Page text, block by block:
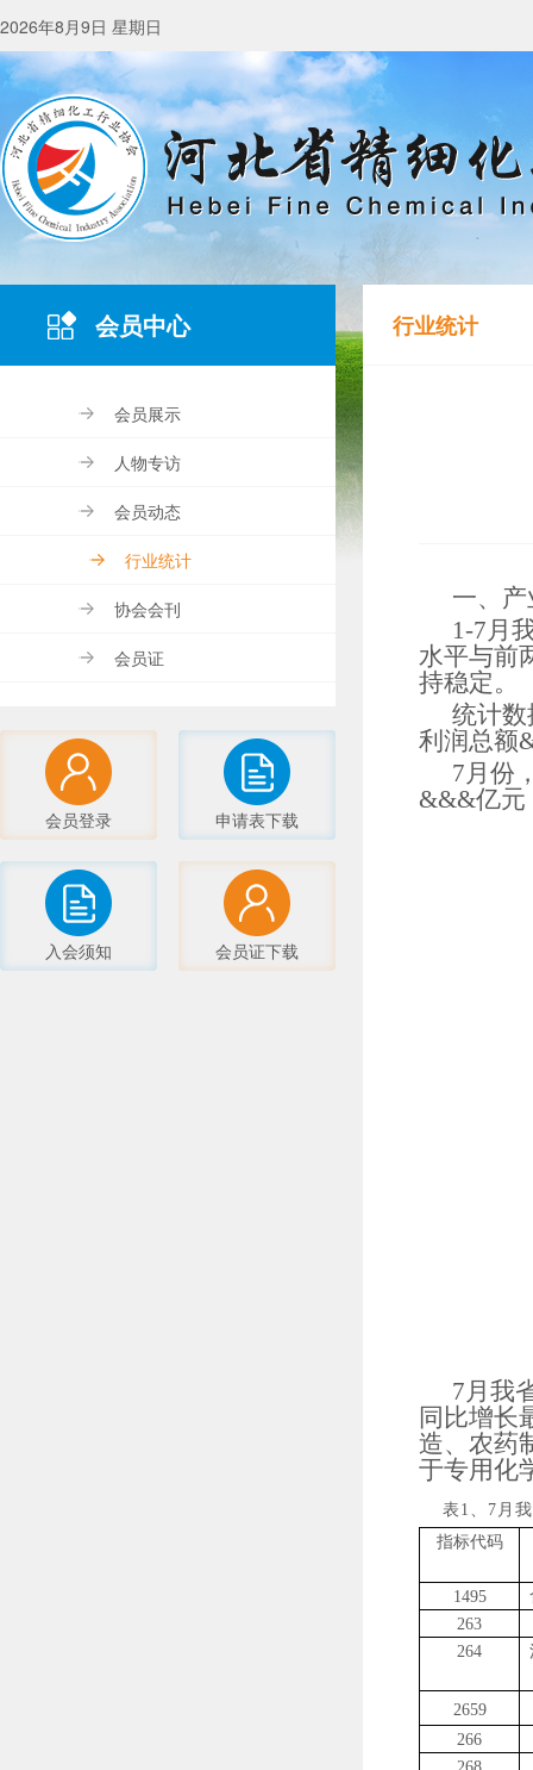
2026年8月9日 星期日
会员中心
会员展示
人物专访
会员动态
行业统计
协会会刊
会员证
会员登录 申请表下载
入会须知 会员证下载
行业统计
一、
1-7月
水平与前
持稳定。
统计
利润总额
7月份
&&&亿元
7月我
同比增长
造、农药
于专用化
表 1 、 7 月
指标代码
1495
263
264
2659
266